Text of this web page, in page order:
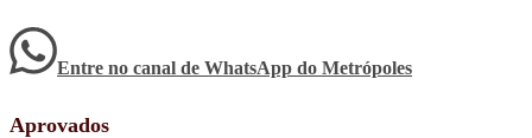
Entre no canal de WhatsApp do Metrópoles
Aprovados